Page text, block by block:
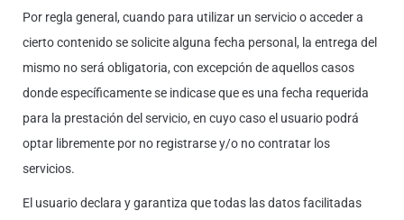
Por regla general, cuando para utilizar un servicio o acceder a
cierto contenido se solicite alguna fecha personal, la entrega del
mismo no será obligatoria, con excepción de aquellos casos
donde específicamente se indicase que es una fecha requerida
para la prestación del servicio, en cuyo caso el usuario podrá
optar libremente por no registrarse y/o no contratar los
servicios.
El usuario declara y garantiza que todas las datos facilitadas